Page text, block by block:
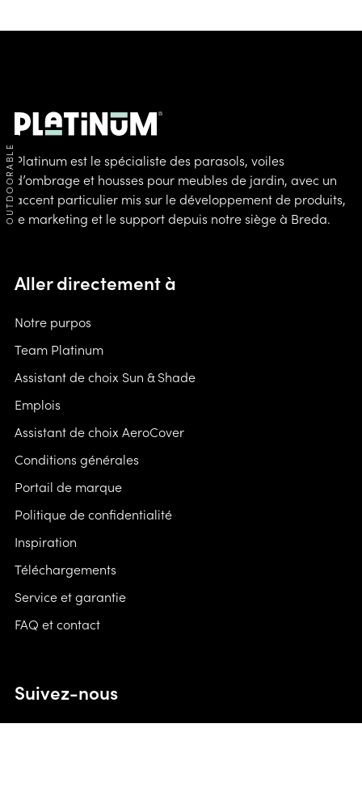
OUTDOORABLE Platinum est le spécialiste des parasols, voiles
d’ombrage et housses pour meubles de jardin, avec un
accent particulier mis sur le développement de produits,
le marketing et le support depuis notre siège à Breda.
Aller directement à
Notre purpos
Team Platinum
Assistant de choix Sun & Shade
Emplois
Assistant de choix AeroCover
Conditions générales
Portail de marque
Politique de confidentialité
Inspiration
Téléchargements
Service et garantie
FAQ et contact
Suivez-nous